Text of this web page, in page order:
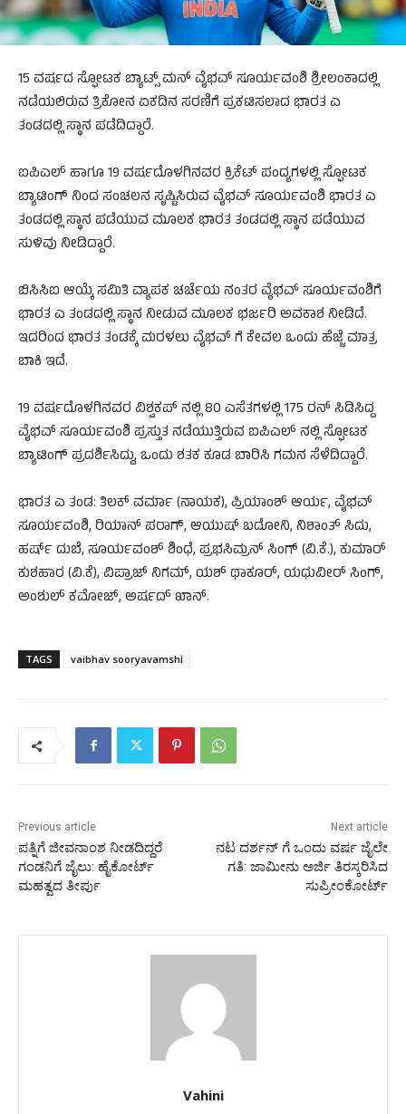
15 ವರ್ಷದ ಸ್ಫೋಟಕ ಬ್ಯಾಟ್ಸ್ ಮನ್ ವೈಭವ್ ಸೂರ್ಯವಂಶಿ ಶ್ರೀಲಂಕಾದಲ್ಲಿ
ನಡೆಯಲಿರುವ ತ್ರಿಕೋನ ಏಕದಿನ ಸರಣಿಗೆ ಪ್ರಕಟಿಸಲಾದ ಭಾರತ ಎ
ತಂಡದಲ್ಲಿ ಸ್ಥಾನ ಪಡೆದಿದ್ದಾರೆ.
ಐಪಿಎಲ್ ಹಾಗೂ 19 ವರ್ಷದೊಳಗಿನವರ ಕ್ರಿಕೆಟ್ ಪಂದ್ಯಗಳಲ್ಲಿ ಸ್ಫೋಟಕ
ಬ್ಯಾಟಿಂಗ್ ನಿಂದ ಸಂಚಲನ ಸೃಷ್ಟಿಸಿರುವ ವೈಭವ್ ಸೂರ್ಯವಂಶಿ ಭಾರತ ಎ
ತಂಡದಲ್ಲಿ ಸ್ಥಾನ ಪಡೆಯುವ ಮೂಲಕ ಭಾರತ ತಂಡದಲ್ಲಿ ಸ್ಥಾನ ಪಡೆಯುವ
ಸುಳಿವು ನೀಡಿದ್ದಾರೆ.
ಬಿಸಿಸಿಐ ಆಯ್ಕೆ ಸಮಿತಿ ವ್ಯಾಪಕ ಚರ್ಚೆಯ ನಂತರ ವೈಭವ್ ಸೂರ್ಯವಂಶಿಗೆ
ಭಾರತ ಎ ತಂಡದಲ್ಲಿ ಸ್ಥಾನ ನೀಡುವ ಮೂಲಕ ಭರ್ಜರಿ ಅವಕಾಶ ನೀಡಿದೆ.
ಇದರಿಂದ ಭಾರತ ತಂಡಕ್ಕೆ ಮರಳಲು ವೈಭವ್ ಗೆ ಕೇವಲ ಒಂದು ಹೆಜ್ಜೆ ಮಾತ್ರ
ಬಾಕಿ ಇದೆ.
19 ವರ್ಷದೊಳಗಿನವರ ವಿಶ್ವಕಪ್ ನಲ್ಲಿ 80 ಎಸೆತಗಳಲ್ಲಿ 175 ರನ್ ಸಿಡಿಸಿದ್ದ
ವೈಭವ್ ಸೂರ್ಯವಂಶಿ ಪ್ರಸ್ತುತ ನಡೆಯುತ್ತಿರುವ ಐಪಿಎಲ್ ನಲ್ಲಿ ಸ್ಫೋಟಕ
ಬ್ಯಾಟಿಂಗ್ ಪ್ರದರ್ಶಿಸಿದ್ದು, ಒಂದು ಶತಕ ಕೂಡ ಬಾರಿಸಿ ಗಮನ ಸೆಳೆದಿದ್ದಾರೆ.
ಭಾರತ ಎ ತಂಡ: ತಿಲಕ್ ವರ್ಮಾ (ನಾಯಕ), ಪ್ರಿಯಾಂಶ್ ಆರ್ಯ, ವೈಭವ್
ಸೂರ್ಯವಂಶಿ, ರಿಯಾನ್ ಪರಾಗ್, ಆಯುಷ್ ಬದೋನಿ, ನಿಶಾಂತ್ ಸಿದು,
ಹರ್ಷ್ ದುಬೆ, ಸೂರ್ಯವಂಶ್ ಶಿಂಧೆ, ಪ್ರಭಸಿಮ್ರನ್ ಸಿಂಗ್ (ವಿ.ಕೆ.), ಕುಮಾರ್
ಕುಶಹಾರ (ವಿ.ಕೆ), ವಿಪ್ರಾಜ್ ನಿಗಮ್, ಯಶ್ ಥಾಕೂರ್, ಯಧುವೀರ್ ಸಿಂಗ್,
ಅಂಶುಲ್ ಕಮೋಜ್, ಅರ್ಷದ್ ಖಾನ್.
TAGS vaibhav sooryavamshi
Previous article
ಪತ್ನಿಗೆ ಜೀವನಾಂಶ ನೀಡದಿದ್ದರೆ
ಗಂಡನಿಗೆ ಜೈಲು: ಹೈಕೋರ್ಟ್
ಮಹತ್ವದ ತೀರ್ಪು
Next article
ನಟ ದರ್ಶನ್‌ ಗೆ ಒಂದು ವರ್ಷ ಜೈಲೇ
ಗತಿ: ಜಾಮೀನು ಅರ್ಜಿ ತಿರಸ್ಕರಿಸಿದ
ಸುಪ್ರೀಂಕೋರ್ಟ್‌
Vahini